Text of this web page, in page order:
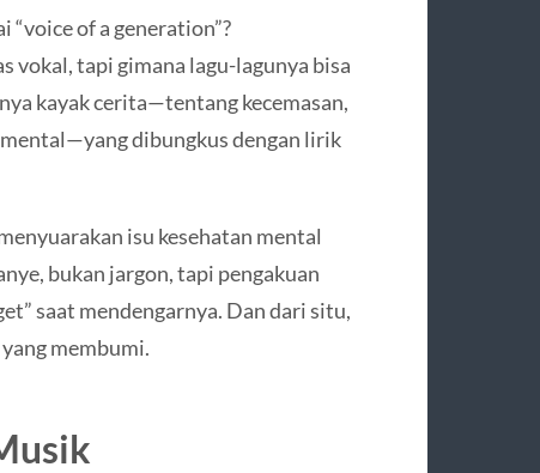
“voice of a generation”?
vokal, tapi gimana lagu-lagunya bisa
kayak cerita—tentang kecemasan,
dibungkus dengan lirik
isu kesehatan mental
bukan jargon, tapi pengakuan
saat mendengarnya. Dan dari situ,
membumi.